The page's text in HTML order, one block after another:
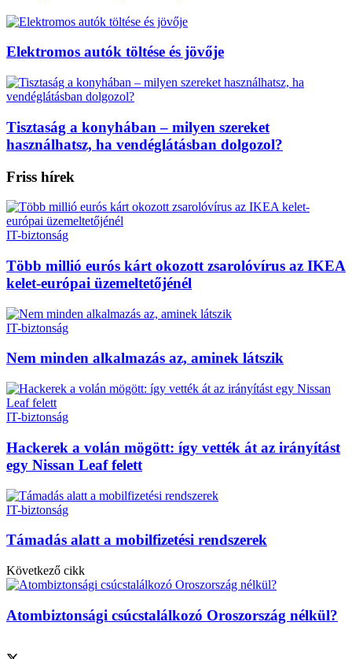
Elektromos autók töltése és jövője
Tisztaság a konyhában – milyen szereket
használhatsz, ha vendéglátásban dolgozol?
Friss hírek
IT-biztonság
Több millió eurós kárt okozott zsarolóvírus az IKEA
kelet-európai üzemeltetőjénél
IT-biztonság
Nem minden alkalmazás az, aminek látszik
IT-biztonság
Hackerek a volán mögött: így vették át az irányítást
egy Nissan Leaf felett
IT-biztonság
Támadás alatt a mobilfizetési rendszerek
Következő cikk
Atombiztonsági csúcstalálkozó Oroszország nélkül?